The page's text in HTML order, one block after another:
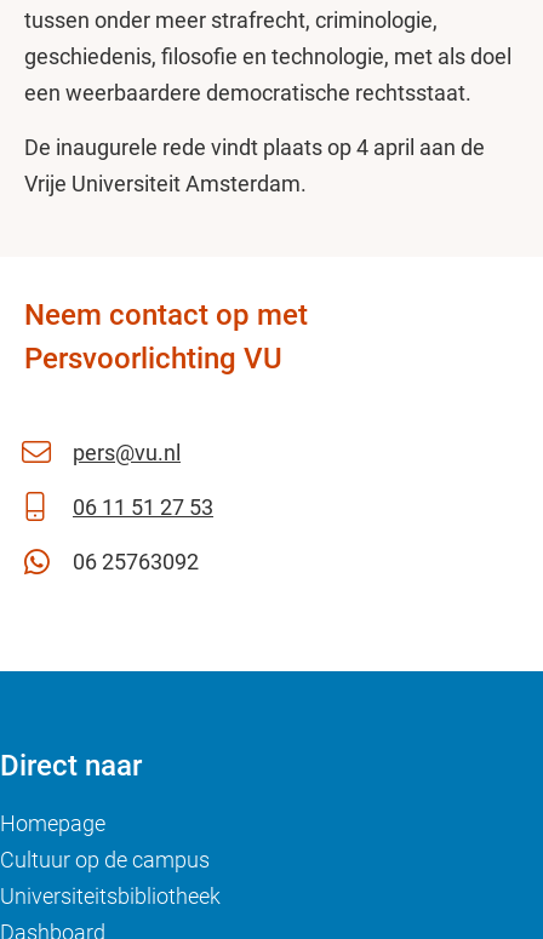
tussen onder meer strafrecht, criminologie,
geschiedenis, filosofie en technologie, met als doel
een weerbaardere democratische rechtsstaat.
De inaugurele rede vindt plaats op 4 april aan de
Vrije Universiteit Amsterdam.
Neem contact op met
Persvoorlichting VU
pers@vu.nl
06 11 51 27 53
06 25763092
Direct naar
Homepage
Cultuur op de campus
Universiteitsbibliotheek
Dashboard